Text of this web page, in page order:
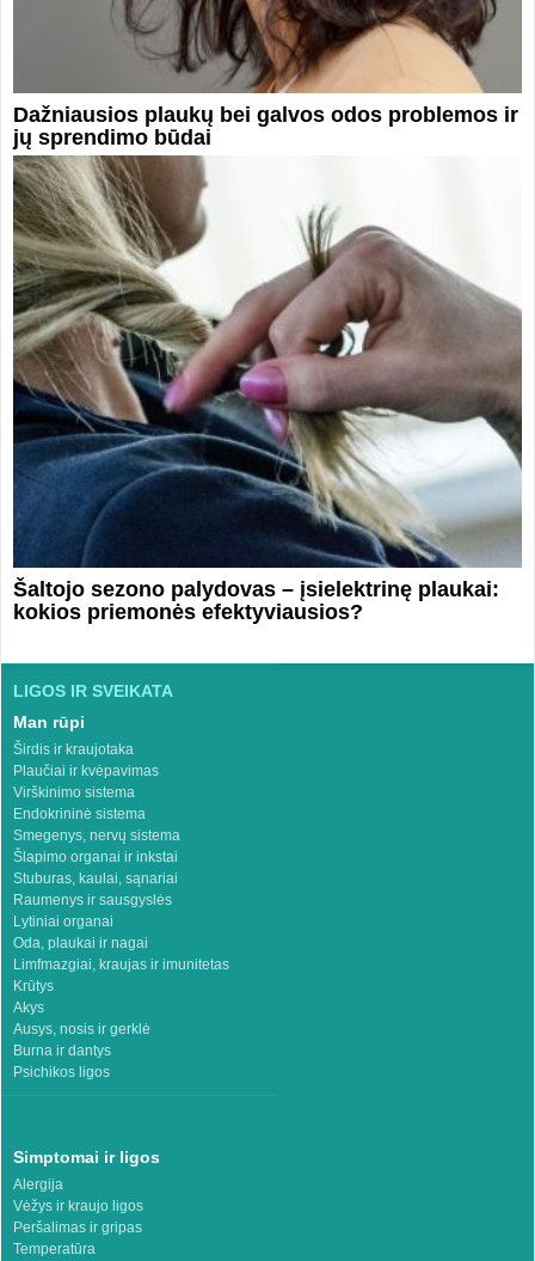
Dažniausios plaukų bei galvos odos problemos ir
jų sprendimo būdai
Šaltojo sezono palydovas – įsielektrinę plaukai:
kokios priemonės efektyviausios?
LIGOS IR SVEIKATA
Man rūpi
Širdis ir kraujotaka
Plaučiai ir kvėpavimas
Virškinimo sistema
Endokrininė sistema
Smegenys, nervų sistema
Šlapimo organai ir inkstai
Stuburas, kaulai, sąnariai
Raumenys ir sausgyslės
Lytiniai organai
Oda, plaukai ir nagai
Limfmazgiai, kraujas ir imunitetas
Krūtys
Akys
Ausys, nosis ir gerklė
Burna ir dantys
Psichikos ligos
Simptomai ir ligos
Alergija
Vėžys ir kraujo ligos
Peršalimas ir gripas
Temperatūra